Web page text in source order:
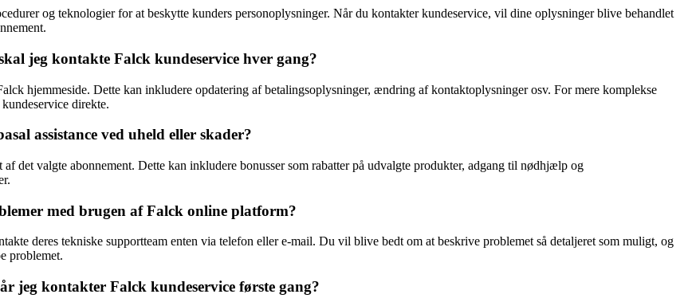
og teknologier for at beskytte kunders personoplysninger. Når du kontakter kundeservice, vil dine oplysninger blive behandlet
jeg kontakte Falck kundeservice hver gang?
hjemmeside. Dette kan inkludere opdatering af betalingsoplysninger, ændring af kontaktoplysninger osv. For mere komplekse
direkte.
assistance ved uheld eller skader?
det valgte abonnement. Dette kan inkludere bonusser som rabatter på udvalgte produkter, adgang til nødhjælp og
med brugen af Falck online platform?
deres tekniske supportteam enten via telefon eller e-mail. Du vil blive bedt om at beskrive problemet så detaljeret som muligt, og
problemet.
jeg kontakter Falck kundeservice første gang?